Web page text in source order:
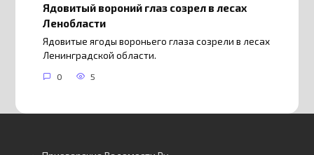
Ядовитый вороний глаз созрел в лесах
Ленобласти
Ядовитые ягоды вороньего глаза созрели в лесах
Ленинградской области.
0 5